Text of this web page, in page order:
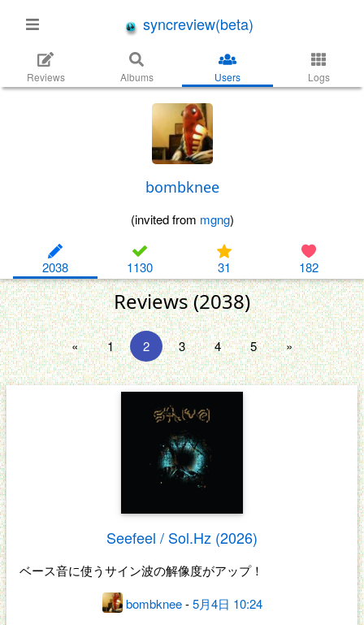
syncreview(beta)
Reviews Albums Users Logs
bombknee
(invited from mgng)
2038 1130 31 182
Reviews (2038)
« 1 2 3 4 5 »
Seefeel / Sol.Hz (2026)
ベース音に使うサイン波の解像度がアップ！
bombknee-5月4日 10:24